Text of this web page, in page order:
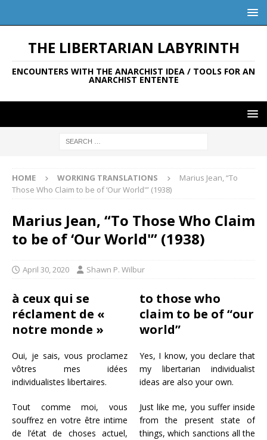
THE LIBERTARIAN LABYRINTH
ENCOUNTERS WITH THE ANARCHIST IDEA / TOOLS FOR AN
ANARCHIST ENTENTE
HOME WORKING TRANSLATIONS
Marius Jean, “To
Those Who Claim to be of ‘Our World'” (1938)
Marius Jean, “To Those Who Claim
to be of ‘Our World'” (1938)
April 30, 2020 Shawn P. Wilbur
à ceux qui se
réclament de «
notre monde »
Oui, je sais, vous proclamez
vôtres mes idées
individualistes libertaires.
Tout comme moi, vous
souffrez en votre être intime
de l’état de choses actuel,
to those who
claim to be of “our
world”
Yes, I know, you declare that
my libertarian individualist
ideas are also your own.
Just like me, you suffer inside
from the present state of
things, which sanctions all the